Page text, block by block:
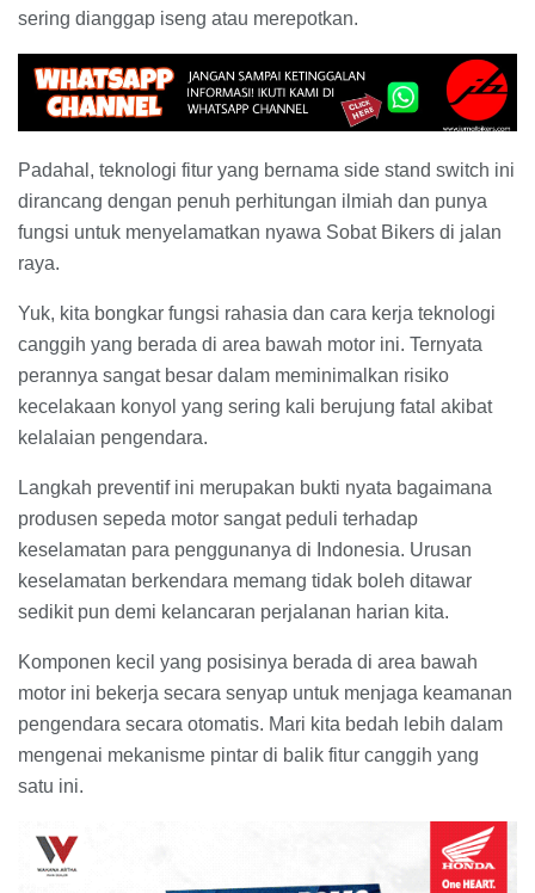
sering dianggap iseng atau merepotkan.
Padahal, teknologi fitur yang bernama side stand switch ini
dirancang dengan penuh perhitungan ilmiah dan punya
fungsi untuk menyelamatkan nyawa Sobat Bikers di jalan
raya.
Yuk, kita bongkar fungsi rahasia dan cara kerja teknologi
canggih yang berada di area bawah motor ini. Ternyata
perannya sangat besar dalam meminimalkan risiko
kecelakaan konyol yang sering kali berujung fatal akibat
kelalaian pengendara.
Langkah preventif ini merupakan bukti nyata bagaimana
produsen sepeda motor sangat peduli terhadap
keselamatan para penggunanya di Indonesia. Urusan
keselamatan berkendara memang tidak boleh ditawar
sedikit pun demi kelancaran perjalanan harian kita.
Komponen kecil yang posisinya berada di area bawah
motor ini bekerja secara senyap untuk menjaga keamanan
pengendara secara otomatis. Mari kita bedah lebih dalam
mengenai mekanisme pintar di balik fitur canggih yang
satu ini.